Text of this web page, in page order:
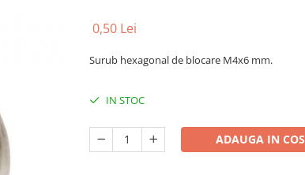
0,50 Lei
Surub hexagonal de blocare M4x6 mm.
IN STOC
ADAUGA IN COS